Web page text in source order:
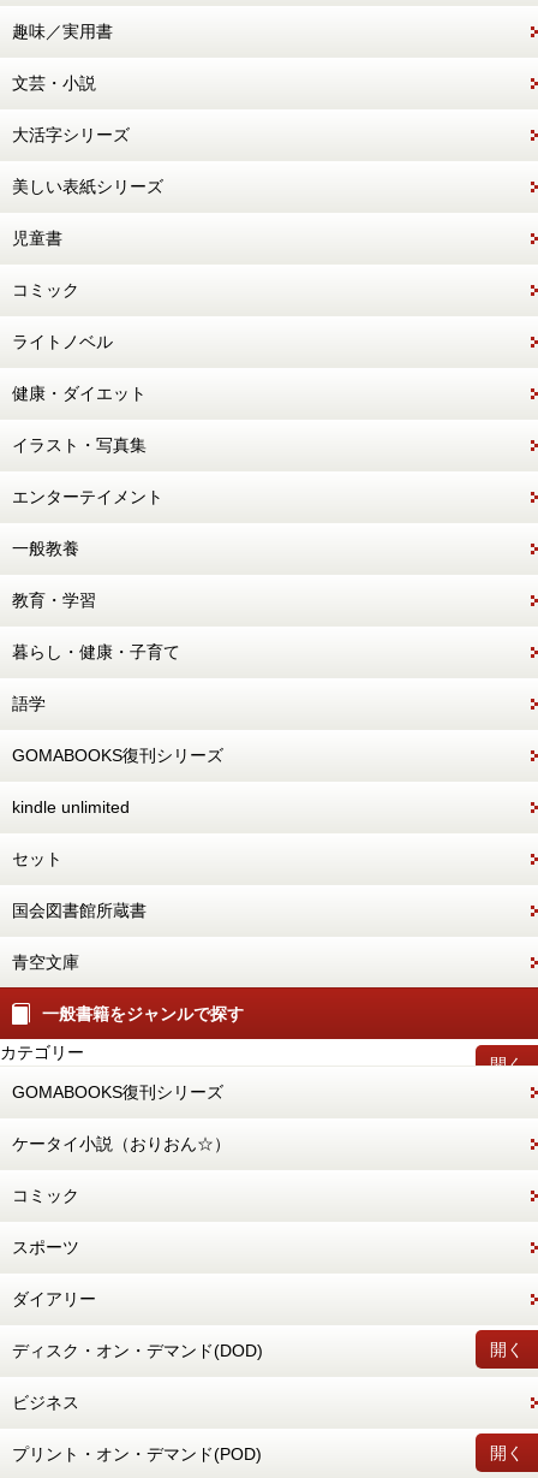
趣味／実用書
文芸・小説
大活字シリーズ
美しい表紙シリーズ
児童書
コミック
ライトノベル
健康・ダイエット
イラスト・写真集
エンターテイメント
一般教養
教育・学習
暮らし・健康・子育て
語学
GOMABOOKS復刊シリーズ
kindle unlimited
セット
国会図書館所蔵書
青空文庫
一般書籍をジャンルで探す
開く
カテゴリー
GOMABOOKS復刊シリーズ
ケータイ小説（おりおん☆）
コミック
スポーツ
ダイアリー
開く
ディスク・オン・デマンド(DOD)
ビジネス
開く
プリント・オン・デマンド(POD)